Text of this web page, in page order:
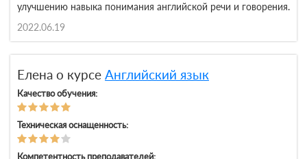
улучшению навыка понимания английской речи и говорения.
2022.06.19
Елена о курсе Английский язык
Качество обучения:
Техническая оснащенность:
Компетентность преподавателей: